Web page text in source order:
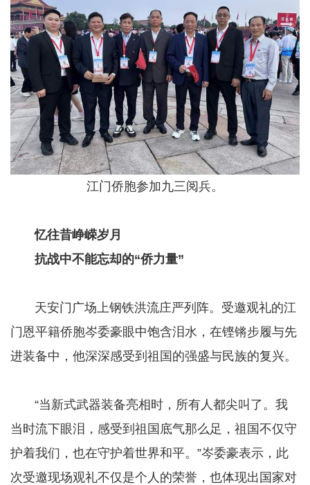
江门侨胞参加九三阅兵。
忆往昔峥嵘岁月
抗战中不能忘却的“侨力量”
天安门广场上钢铁洪流庄严列阵。受邀观礼的江
门恩平籍侨胞岑委豪眼中饱含泪水，在铿锵步履与先
进装备中，他深深感受到祖国的强盛与民族的复兴。
“当新式武器装备亮相时，所有人都尖叫了。我
当时流下眼泪，感受到祖国底气那么足，祖国不仅守
护着我们，也在守护着世界和平。”岑委豪表示，此
次受邀现场观礼不仅是个人的荣誉，也体现出国家对